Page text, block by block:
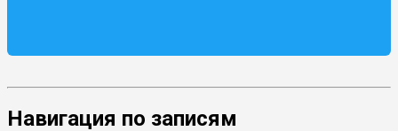
Навигация по записям